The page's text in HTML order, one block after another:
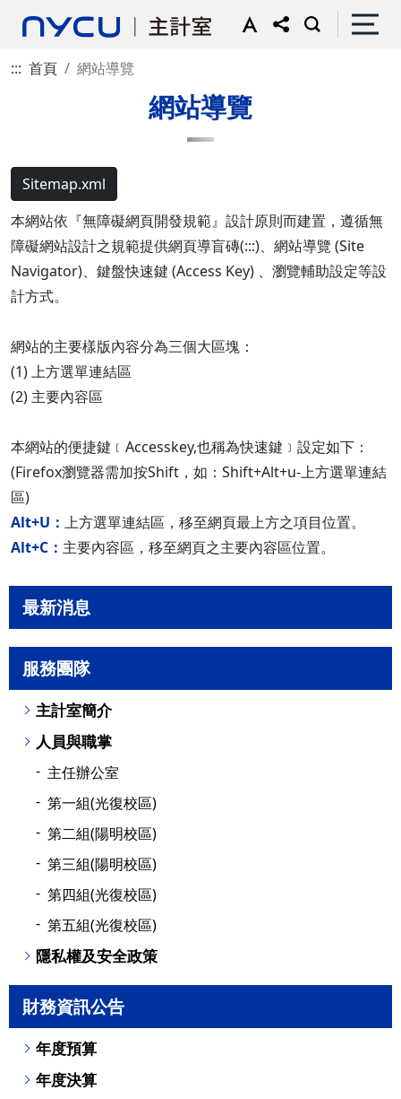
::: 首頁 網站導覽
網站導覽
Sitemap.xml
本網站依『無障礙網頁開發規範』設計原則而建置，遵循無
障礙網站設計之規範提供網頁導盲磚(:::)、網站導覽 (Site
Navigator)、鍵盤快速鍵 (Access Key) 、瀏覽輔助設定等設
計方式。
網站的主要樣版內容分為三個大區塊：
(1) 上方選單連結區
(2) 主要內容區
本網站的便捷鍵﹝Accesskey,也稱為快速鍵﹞設定如下：
(Firefox瀏覽器需加按Shift，如：Shift+Alt+u-上方選單連結
區)
Alt+U： 上方選單連結區，移至網頁最上方之項目位置。
Alt+C： 主要內容區，移至網頁之主要內容區位置。
最新消息
服務團隊
主計室簡介
人員與職掌
主任辦公室
第一組(光復校區)
第二組(陽明校區)
第三組(陽明校區)
第四組(光復校區)
第五組(光復校區)
隱私權及安全政策
財務資訊公告
年度預算
年度決算